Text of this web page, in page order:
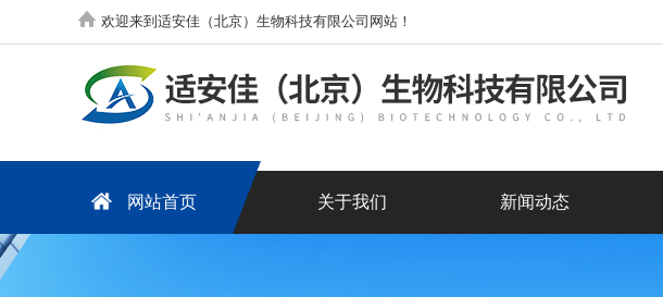
欢迎来到适安佳（北京）生物科技有限公司网站！
网站首页 关于我们 新闻动态